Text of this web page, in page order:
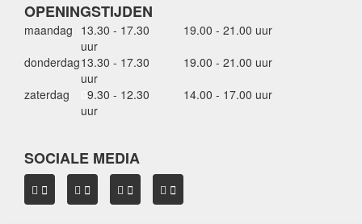
OPENINGSTIJDEN
maandag 13.30 - 17.30
uur
19.00 - 21.00 uur
donderdag13.30 - 17.30
uur
19.00 - 21.00 uur
zaterdag
9.30 - 12.30
uur
14.00 - 17.00 uur
SOCIALE MEDIA